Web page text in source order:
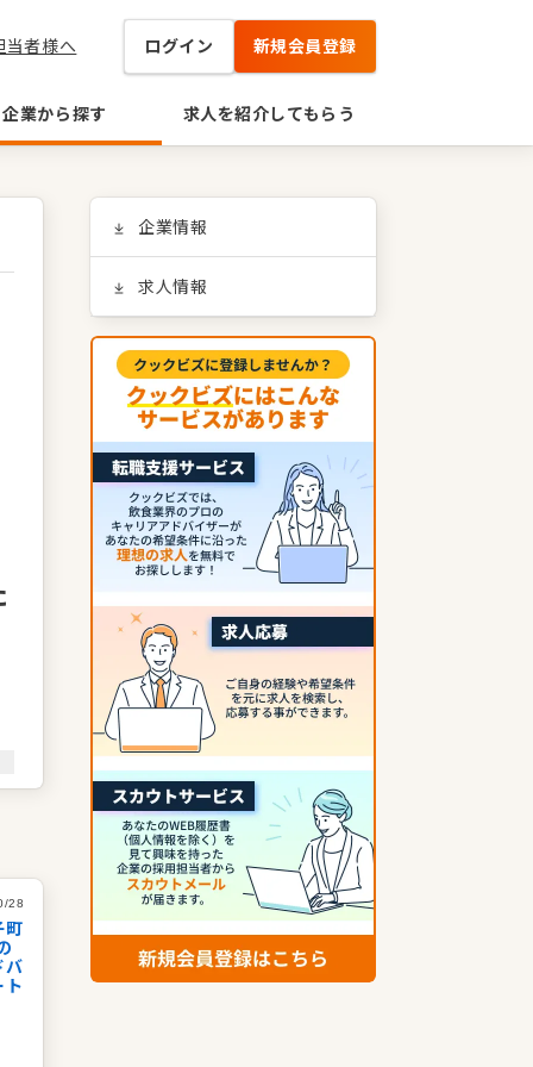
当者様へ ログイン 新規会員登録
企業から探す 求人を紹介してもらう
28
町
バ
ト
企業情報
求人情報